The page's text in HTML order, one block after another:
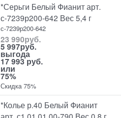
*Серьги Белый Фианит арт.
с-7239р200-642 Вес 5,4 г
с-7239р200-642
23 990руб.
5 997руб.
выгода
17 993 руб.
или
75%
Скидка 75%
*Колье р.40 Белый Фианит